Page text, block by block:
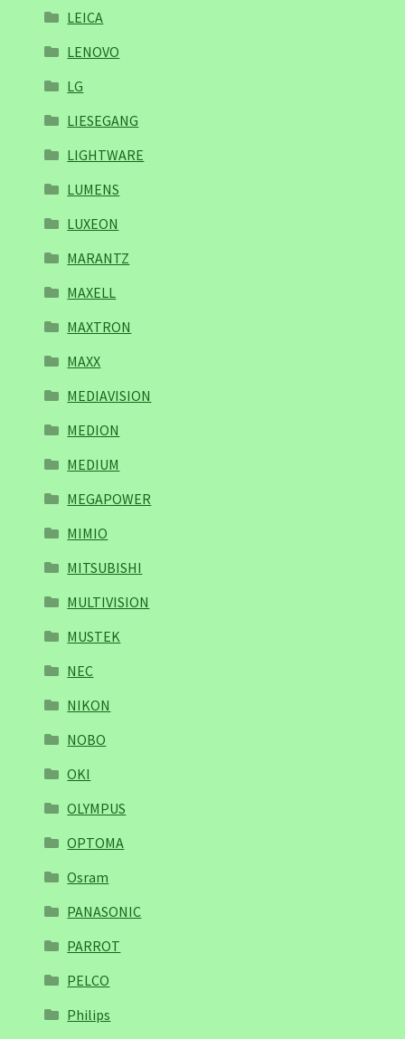
LEICA
LENOVO
LG
LIESEGANG
LIGHTWARE
LUMENS
LUXEON
MARANTZ
MAXELL
MAXTRON
MAXX
MEDIAVISION
MEDION
MEDIUM
MEGAPOWER
MIMIO
MITSUBISHI
MULTIVISION
MUSTEK
NEC
NIKON
NOBO
OKI
OLYMPUS
OPTOMA
Osram
PANASONIC
PARROT
PELCO
Philips